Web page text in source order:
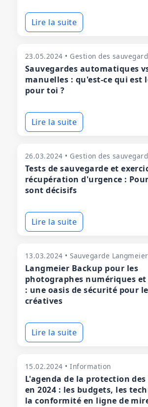
Lire la suite
23.05.2024 • Gestion des
Sauvegardes automatiques
manuelles : qu'est-ce qui est
pour toi ?
Lire la suite
26.03.2024 • Gestion des
Tests de sauvegarde et
récupération d'urgence :
sont décisifs
Lire la suite
13.03.2024 • Sauvegarde Langmeier
Langmeier Backup pour les
photographes numériques
: une oasis de sécurité pour
créatives
Lire la suite
15.02.2024 • Information
L'agenda de la protection des
en 2024 : les budgets, les
la conformité en ligne de